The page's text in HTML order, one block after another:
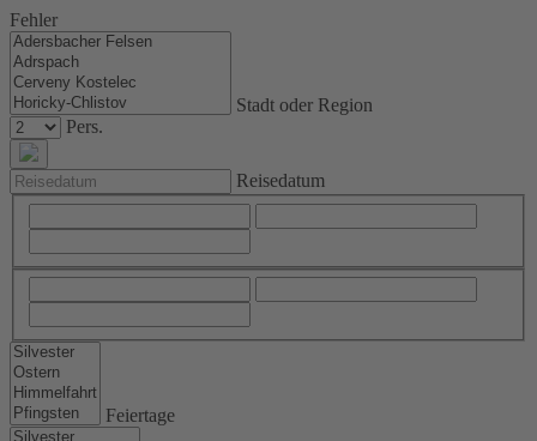
Fehler
Stadt oder Region
Pers.
Reisedatum
Feiertage